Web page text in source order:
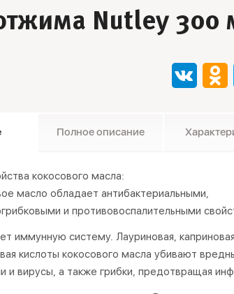
Nutley 300
Полное описание
кокосового масла:
масло обладает антибактериальными,
и противовоспалительными
иммунную систему. Лауриновая,
кислоты кокосового масла убивают
и вирусы, а также грибки, предотвращая